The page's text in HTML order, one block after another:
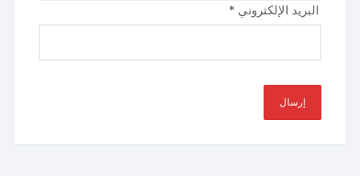
البريد الإلكتروني*